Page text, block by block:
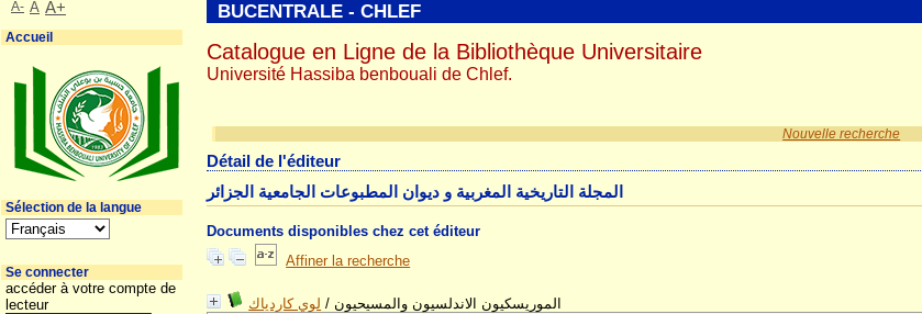
Nouvelle recherche
Détail de l'éditeur
المجلة التاريخية المغربية و ديوان المطبوعات الجامعية الجزائر
Documents disponibles chez cet éditeur
Affiner la recherche
الموريسكيون الاندلسيون والمسيحيون / لوي كاردياك
BUCENTRALE - CHLEF
Catalogue en Ligne de la Bibliothèque Universitaire
Université Hassiba benbouali de Chlef.
A- A A+
Accueil
Sélection de la langue
Se connecter
accéder à votre compte de
lecteur